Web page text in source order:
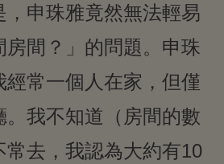
，申珠雅竟然無法輕易
房間？」的問題。申珠
經常一個人在家，但僅
。我不知道（房間的數
常去，我認為大約有10